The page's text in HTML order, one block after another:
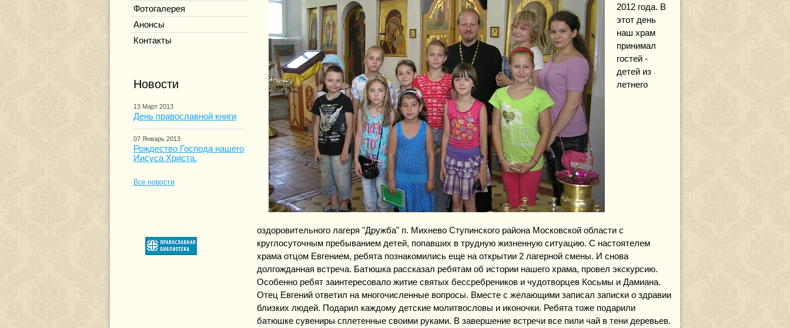
Фотогалерея
Анонсы
Контакты
Новости
13 Март 2013
День православной книги
07 Январь 2013
Рождество Господа нашего
Иисуса Христа.
Все новости
2012 года. В
этот день
наш храм
принимал
гостей -
детей из
летнего
оздоровительного лагеря "Дружба" п. Михнево Ступинского района Московской области с
круглосуточным пребыванием детей, попавших в трудную жизненную ситуацию. С настоятелем
храма отцом Евгением, ребята познакомились еще на открытии 2 лагерной смены. И снова
долгожданная встреча. Батюшка рассказал ребятам об истории нашего храма, провел экскурсию.
Особенно ребят заинтересовало житие святых бессребреников и чудотворцев Косьмы и Дамиана.
Отец Евгений ответил на многочисленные вопросы. Вместе с желающими записал записки о здравии
близких людей. Подарил каждому детские молитвословы и иконочки. Ребята тоже подарили
батюшке сувениры сплетенные своими руками. В завершение встречи все пили чай в тени деревьев.